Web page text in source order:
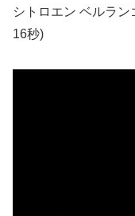
シトロエン ベルラ
16秒)